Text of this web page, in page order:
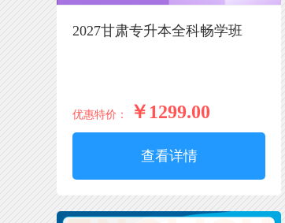
2027甘肃专升本全科畅学班
优惠特价： ￥1299.00
查看详情